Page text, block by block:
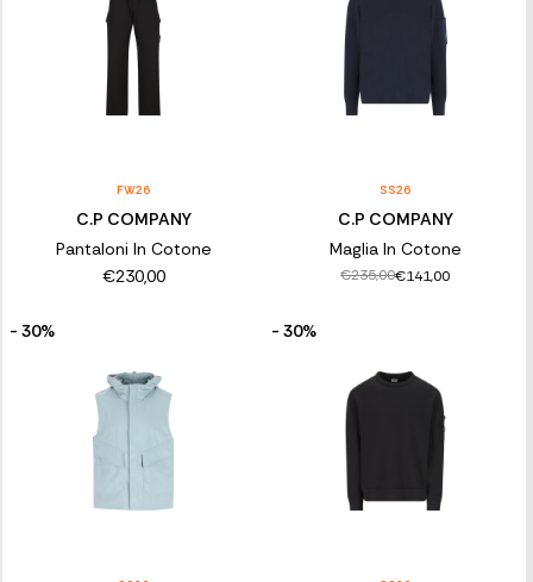
FW26
C.P COMPANY
Pantaloni In Cotone
€230,00
SS26
C.P COMPANY
Maglia In Cotone
€235,00€141,00
- 30% - 30%